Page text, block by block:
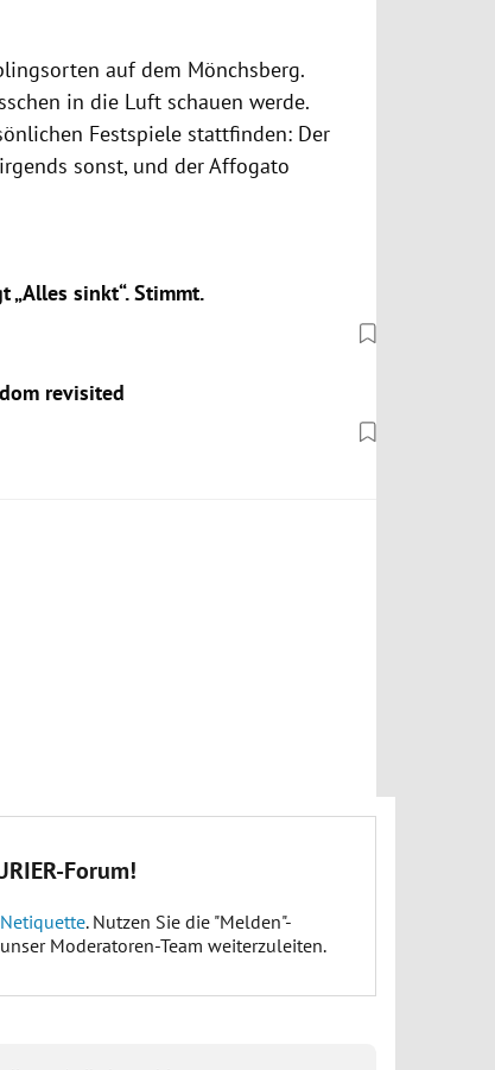
auf dem Mönchsberg.
in die Luft schauen werde.
Festspiele stattfinden: Der
sonst, und der Affogato
„Alles sinkt“. Stimmt.
revisited